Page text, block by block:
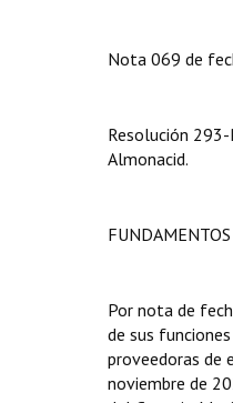
Nota 069 de
Resolución
Almonacid.
FUNDAMENTOS
Por nota de
de sus
proveedoras de
noviembre de